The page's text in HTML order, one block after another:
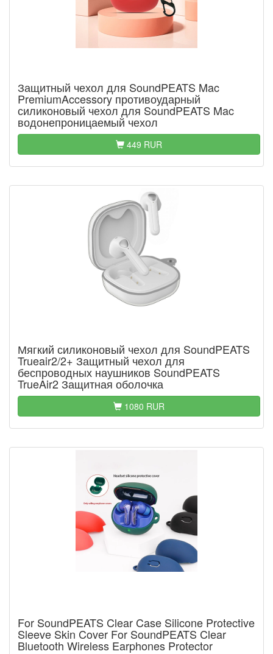
Защитный чехол для SoundPEATS Mac
PremiumAccessory противоударный
силиконовый чехол для SoundPEATS Mac
водонепроницаемый чехол
449 RUR
Мягкий силиконовый чехол для SoundPEATS
Trueair2/2+ Защитный чехол для
беспроводных наушников SoundPEATS
TrueAir2 Защитная оболочка
1080 RUR
For SoundPEATS Clear Case Silicone Protective
Sleeve Skin Cover For SoundPEATS Clear
Bluetooth Wireless Earphones Protector